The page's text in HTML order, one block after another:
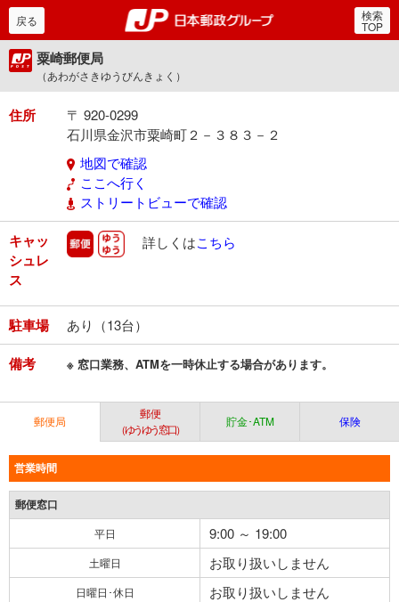
郵便局・日本郵政グルー
戻る 検索
TOP
粟崎郵便局
（あわがさきゆうびんきょく）
住所
〒 920-0299
石川県金沢市粟崎町２－３８３－２
地図で確認
ここへ行く
ストリートビューで確認
キャッ
シュレ
ス
郵便 ゆうゆう
詳しくはこちら
駐車場 あり（13台）
備考 ※ 窓口業務、ATMを一時休止する場合があります。
郵便局
郵便
（ゆうゆう窓口）
貯金･ATM 保険
営業時間
郵便窓口
平日 9:00 ～ 19:00
土曜日 お取り扱いしません
日曜日･休日 お取り扱いしません